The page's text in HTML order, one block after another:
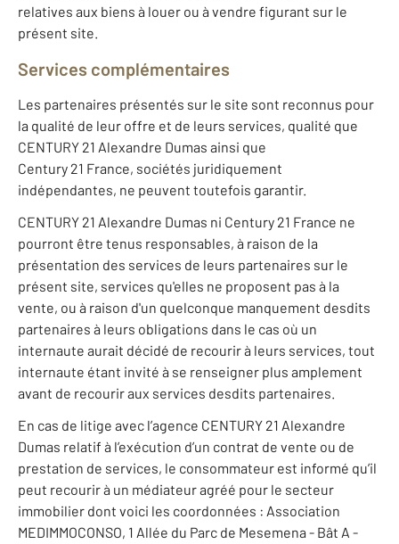
relatives aux biens à louer ou à vendre figurant sur le
présent site.
Services complémentaires
Les partenaires présentés sur le site sont reconnus pour
la qualité de leur offre et de leurs services, qualité que
CENTURY 21 Alexandre Dumas ainsi que
Century 21 France, sociétés juridiquement
indépendantes, ne peuvent toutefois garantir.
CENTURY 21 Alexandre Dumas ni Century 21 France ne
pourront être tenus responsables, à raison de la
présentation des services de leurs partenaires sur le
présent site, services qu'elles ne proposent pas à la
vente, ou à raison d'un quelconque manquement desdits
partenaires à leurs obligations dans le cas où un
internaute aurait décidé de recourir à leurs services, tout
internaute étant invité à se renseigner plus amplement
avant de recourir aux services desdits partenaires.
En cas de litige avec l’agence CENTURY 21 Alexandre
Dumas relatif à l’exécution d’un contrat de vente ou de
prestation de services, le consommateur est informé qu’il
peut recourir à un médiateur agréé pour le secteur
immobilier dont voici les coordonnées : Association
MEDIMMOCONSO, 1 Allée du Parc de Mesemena - Bât A -